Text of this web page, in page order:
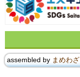
assembled by まめわざ